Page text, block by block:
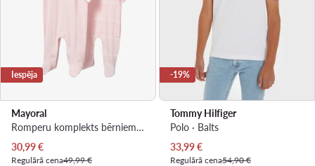
Iespēja
Mayoral
Romperu komplekts bērniem · Rozā
Pašreizējā cena
30,99€
Regulārā cena49,99 €
-19%
Tommy Hilfiger
Polo · Balts
Pašreizējā cena
33,99€
Regulārā cena54,90 €